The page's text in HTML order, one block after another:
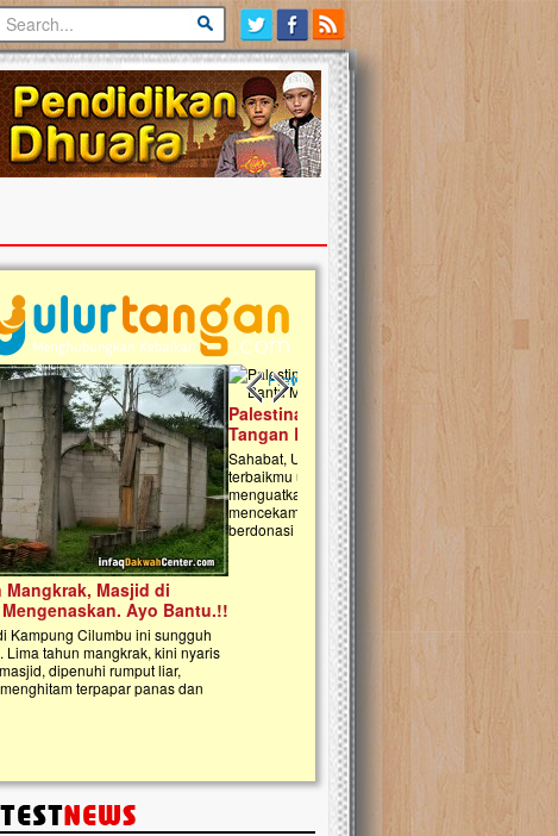
Previous slide
Next slide
Masih Berduka, Ayo Ulurkan
Bantu Mereka
Ulurtangan mari kirimkan dukungan
untuk warga Palestina di Gaza demi
mereka menghadapi situasi
ini. Mari dukung mereka dengan
dengan cara:...
Open Donasi Wakaf
Rumah Qur'an & TK Islam
Najjah di Jonggol
Saat ini, Ulurtangan bersama Yayasan
Najjahtul Islam Jonggol sedang merintis
pembangunan Rumah Qur’an dan
kanak Islam Terpadu (TKIT) An Najjah
Gedung Majelis Taklim di Jonggol,...